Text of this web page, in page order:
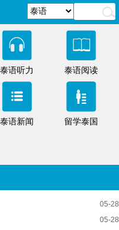
泰语听力 泰语阅读
泰语新闻 留学泰国
05-28
05-28